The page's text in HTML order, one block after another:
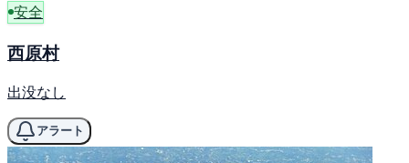
安全
西原村
出没なし
アラート